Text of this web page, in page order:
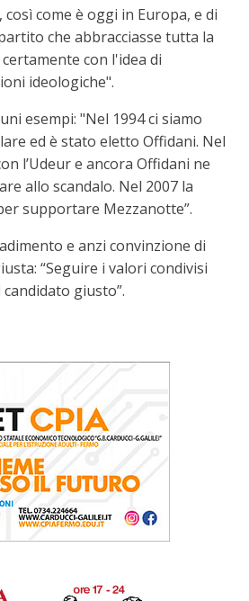
come è oggi in Europa, e di
che abbracciasse tutta la
con l'idea di
ideologiche".
esempi: "Nel 1994 ci siamo
ed è stato eletto Offidani. Nel
l’Udeur e ancora Offidani ne
allo scandalo. Nel 2007 la
supportare Mezzanotte”.
e anzi convinzione di
“Seguire i valori condivisi
giusto”.